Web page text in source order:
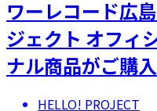
ワーレコード広
ジェクト オフィ
ナル商品がご購
HELLO! PROJECT